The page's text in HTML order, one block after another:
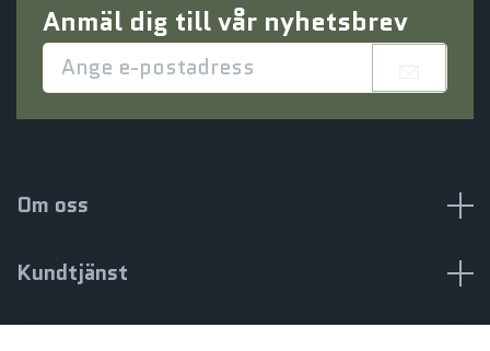
Anmäl dig till vår nyhetsbrev
Om oss
Kundtjänst